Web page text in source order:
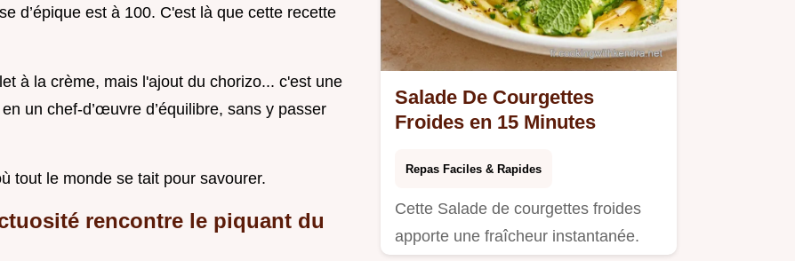
d’épique est à 100. C'est là que cette recette
à la crème, mais l'ajout du chorizo... c'est une
un chef-d’œuvre d’équilibre, sans y passer
tout le monde se tait pour savourer.
rencontre le piquant du
Salade De Courgettes
Froides en 15 Minutes
Repas Faciles & Rapides
Cette Salade de courgettes froides
apporte une fraîcheur instantanée.